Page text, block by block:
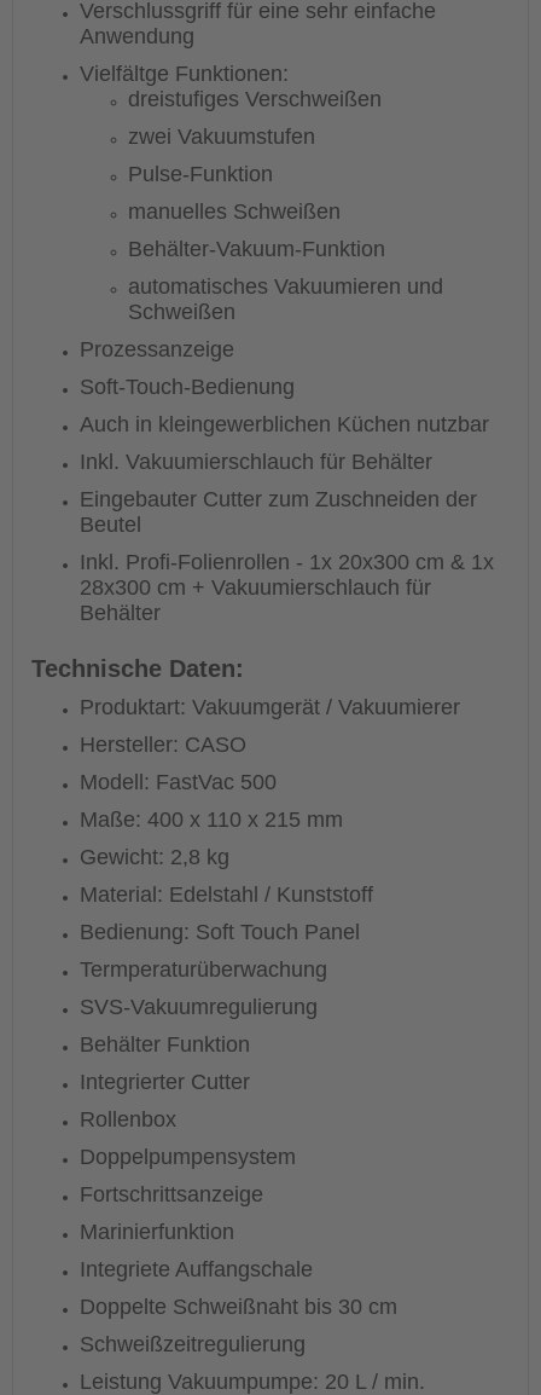
Verschlussgriff für eine sehr einfache
Anwendung
Vielfältge Funktionen:
dreistufiges Verschweißen
zwei Vakuumstufen
Pulse-Funktion
manuelles Schweißen
Behälter-Vakuum-Funktion
automatisches Vakuumieren und
Schweißen
Prozessanzeige
Soft-Touch-Bedienung
Auch in kleingewerblichen Küchen nutzbar
Inkl. Vakuumierschlauch für Behälter
Eingebauter Cutter zum Zuschneiden der
Beutel
Inkl. Profi-Folienrollen - 1x 20x300 cm & 1x
28x300 cm + Vakuumierschlauch für
Behälter
Technische Daten:
Produktart: Vakuumgerät / Vakuumierer
Hersteller: CASO
Modell: FastVac 500
Maße: 400 x 110 x 215 mm
Gewicht: 2,8 kg
Material: Edelstahl / Kunststoff
Bedienung: Soft Touch Panel
Termperaturüberwachung
SVS-Vakuumregulierung
Behälter Funktion
Integrierter Cutter
Rollenbox
Doppelpumpensystem
Fortschrittsanzeige
Marinierfunktion
Integriete Auffangschale
Doppelte Schweißnaht bis 30 cm
Schweißzeitregulierung
Leistung Vakuumpumpe: 20 L / min.